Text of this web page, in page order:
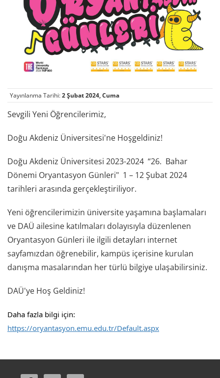
Yayınlanma Tarihi:2 Şubat 2024, Cuma
Sevgili Yeni Öğrencilerimiz,
Doğu Akdeniz Üniversitesi'ne Hoşgeldiniz!
Doğu Akdeniz Üniversitesi 2023-2024 “26. Bahar
Dönemi Oryantasyon Günleri" 1 – 12 Şubat 2024
tarihleri arasında gerçekleştiriliyor.
Yeni öğrencilerimizin üniversite yaşamına başlamaları
ve DAÜ ailesine katılmaları dolayısıyla düzenlenen
Oryantasyon Günleri ile ilgili detayları internet
sayfamızdan öğrenebilir, kampüs içerisine kurulan
danışma masalarından her türlü bilgiye ulaşabilirsiniz.
DAÜ'ye Hoş Geldiniz!
Daha fazla bilgi için:
https://oryantasyon.emu.edu.tr/Default.aspx